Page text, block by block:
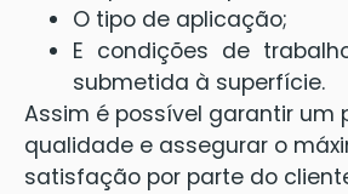
O tipo de aplicação;
E condições de
submetida à superfície.
Assim é possível garantir um
qualidade e assegurar o
satisfação por parte do